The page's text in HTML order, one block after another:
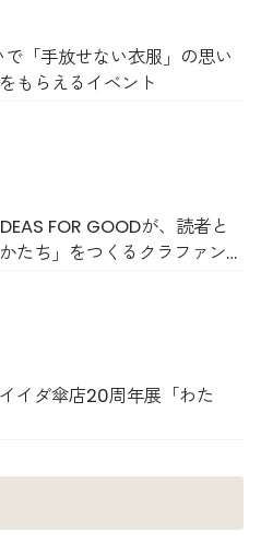
で「手放せない衣服」の思い
もらえるイベント
FOR GOODが、読者と
たち」をつくるクラファン
イダ傘店20周年展「わた